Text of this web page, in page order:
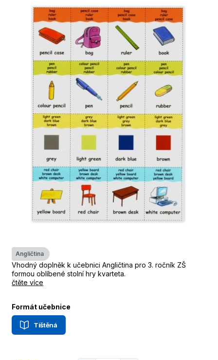
Angličtina
Vhodný doplněk k učebnici Angličtina pro 3. ročník ZŠ
formou oblíbené stolní hry kvarteta.
čtěte více
Formát učebnice
Tištěná